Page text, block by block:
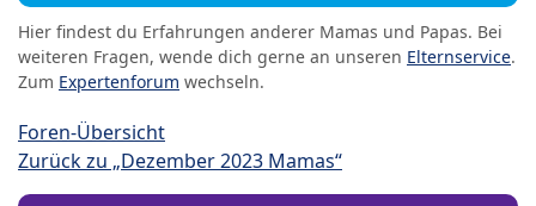
Hier findest du Erfahrungen anderer Mamas und Papas. Bei
weiteren Fragen, wende dich gerne an unseren Elternservice.
Zum Expertenforum wechseln.
Foren-Übersicht
Zurück zu „Dezember 2023 Mamas“